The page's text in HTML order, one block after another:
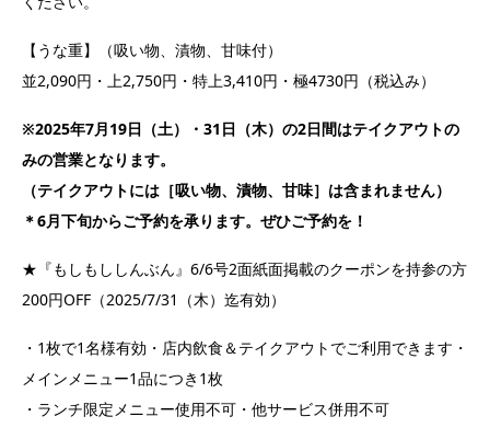
【うな重】（吸い物、漬物、甘味付）
並2,090円・上2,750円・特上3,410円・極4730円（税込み）
※2025年7月19日（土）・31日（木）の2日間はテイクアウトの
みの営業となります。
（テイクアウトには［吸い物、漬物、甘味］は含まれません）
＊6月下旬からご予約を承ります。ぜひご予約を！
★『もしもししんぶん』6/6号2面紙面掲載のクーポンを持参の方
200円OFF（2025/7/31（木）迄有効）
・1枚で1名様有効・店内飲食＆テイクアウトでご利用できます・
メインメニュー1品につき1枚
・ランチ限定メニュー使用不可・他サービス併用不可